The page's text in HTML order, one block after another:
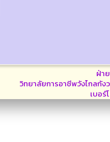
ฝ่า
วิทยาลัยการอาชีพวังไกลกัง
เบอ